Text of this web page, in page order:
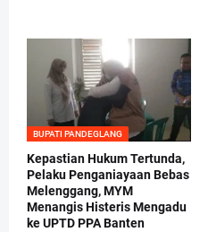
BUPATI PANDEGLANG
Kepastian Hukum Tertunda,
Pelaku Penganiayaan Bebas
Melenggang, MYM
Menangis Histeris Mengadu
ke UPTD PPA Banten